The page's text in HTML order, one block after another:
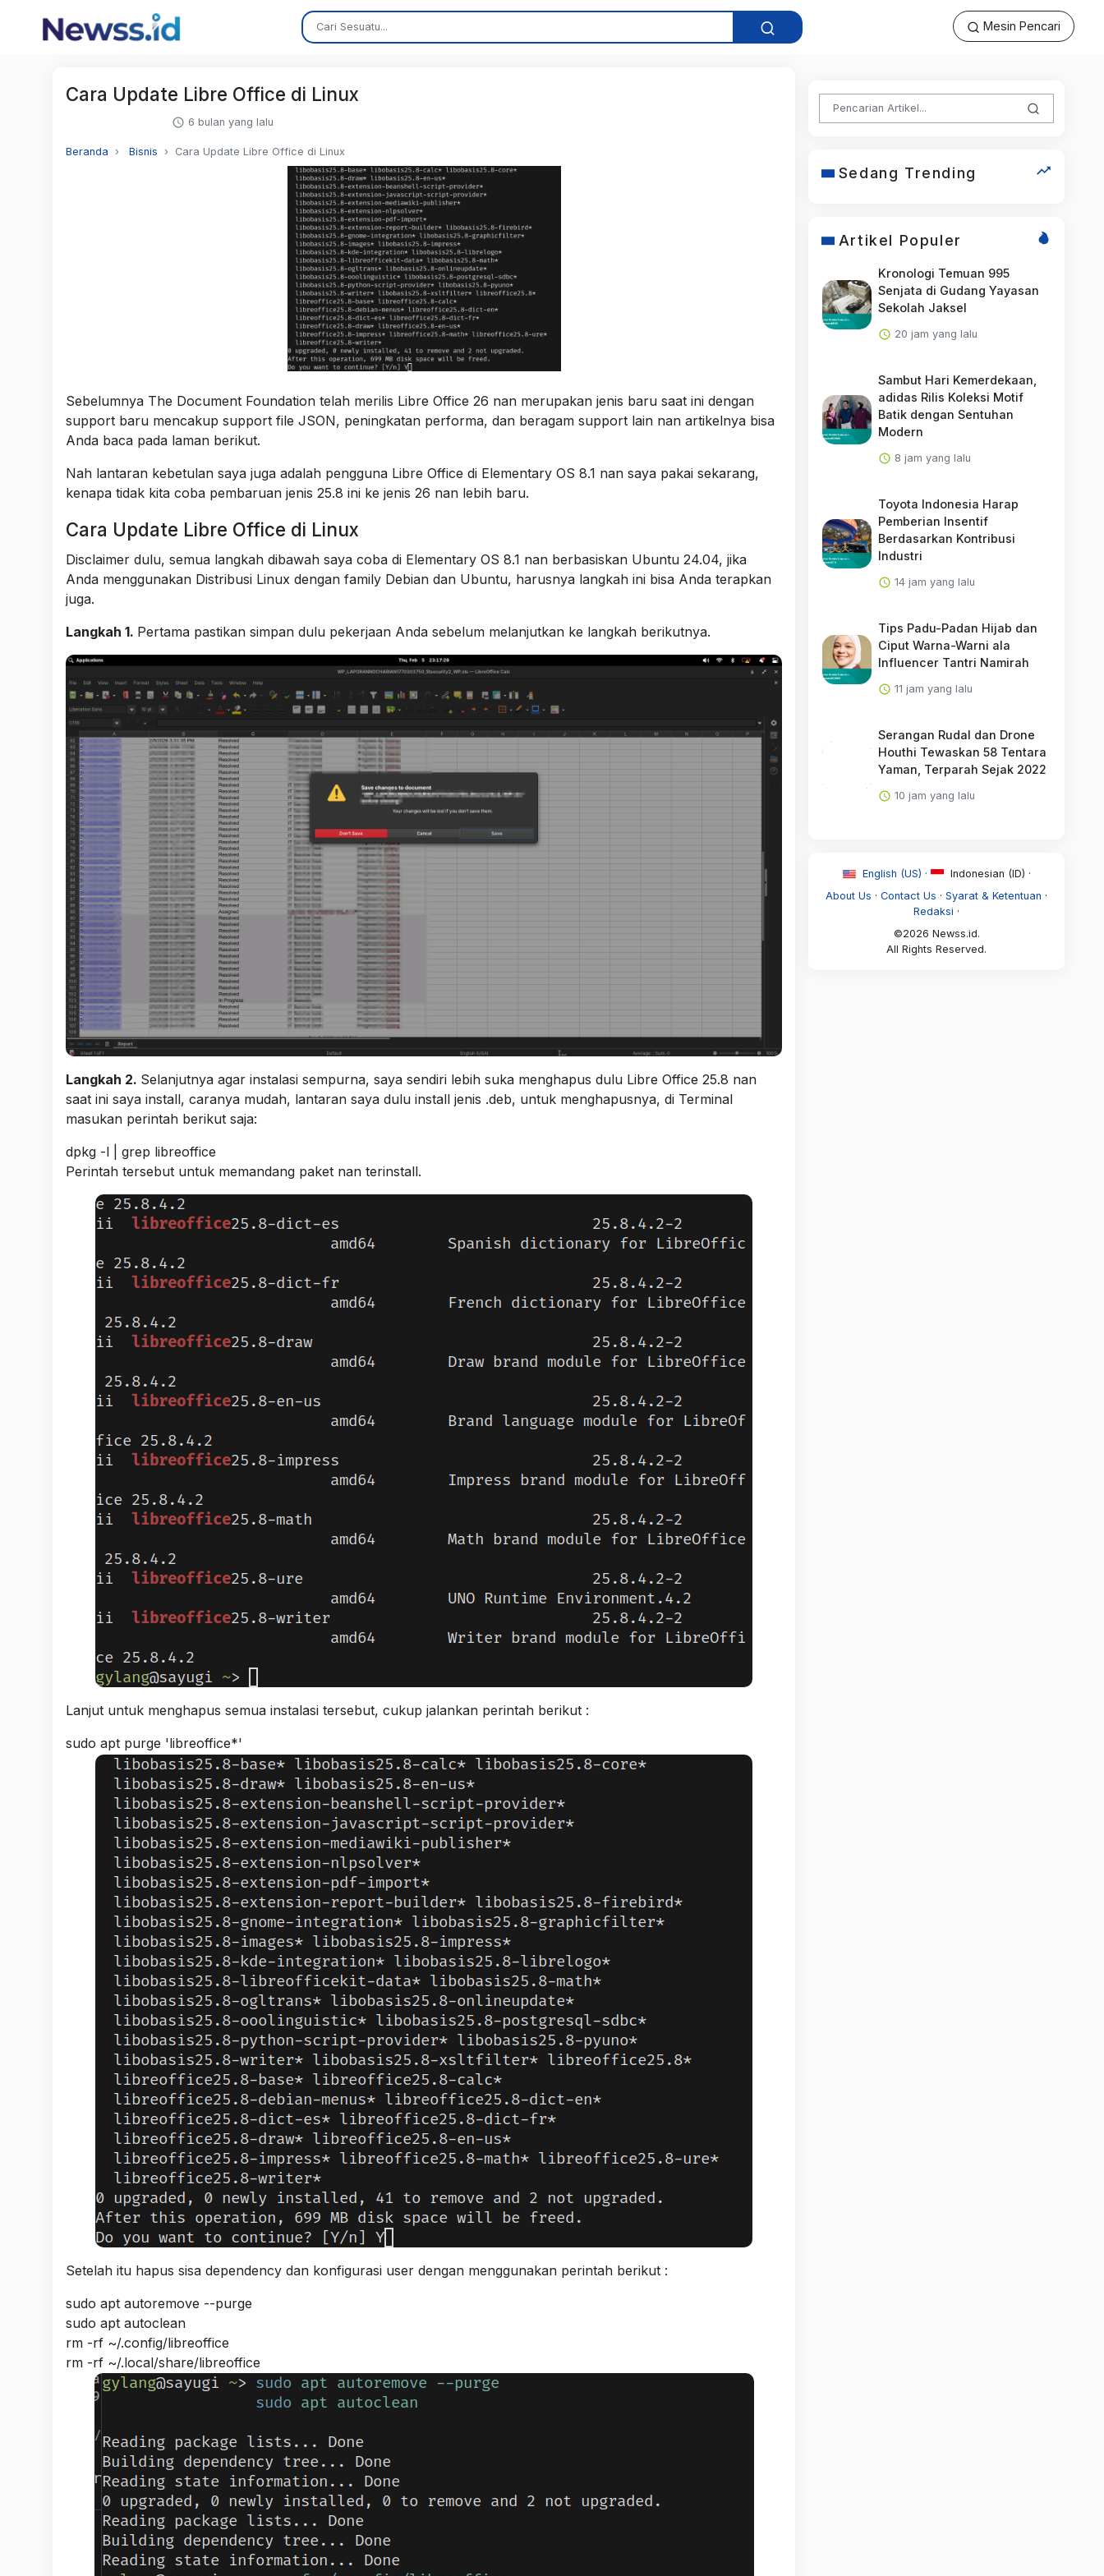
Mesin Pencari
Cara Update Libre Office di Linux
6 bulan yang lalu
Beranda Bisnis Cara Update Libre Office di Linux
Sebelumnya The Document Foundation telah merilis Libre Office 26 nan merupakan jenis baru saat ini dengan
support baru mencakup support file JSON, peningkatan performa, dan beragam support lain nan artikelnya bisa
Anda baca pada laman berikut.
Nah lantaran kebetulan saya juga adalah pengguna Libre Office di Elementary OS 8.1 nan saya pakai sekarang,
kenapa tidak kita coba pembaruan jenis 25.8 ini ke jenis 26 nan lebih baru.
Cara Update Libre Office di Linux
Disclaimer dulu, semua langkah dibawah saya coba di Elementary OS 8.1 nan berbasiskan Ubuntu 24.04, jika
Anda menggunakan Distribusi Linux dengan family Debian dan Ubuntu, harusnya langkah ini bisa Anda terapkan
juga.
Langkah 1. Pertama pastikan simpan dulu pekerjaan Anda sebelum melanjutkan ke langkah berikutnya.
Langkah 2. Selanjutnya agar instalasi sempurna, saya sendiri lebih suka menghapus dulu Libre Office 25.8 nan
saat ini saya install, caranya mudah, lantaran saya dulu install jenis .deb, untuk menghapusnya, di Terminal
masukan perintah berikut saja:
dpkg -l | grep libreoffice
Perintah tersebut untuk memandang paket nan terinstall.
Lanjut untuk menghapus semua instalasi tersebut, cukup jalankan perintah berikut :
sudo apt purge 'libreoffice*'
Setelah itu hapus sisa dependency dan konfigurasi user dengan menggunakan perintah berikut :
sudo apt autoremove --purge
sudo apt autoclean
rm -rf ~/.config/libreoffice
rm -rf ~/.local/share/libreoffice
Sedang Trending
Artikel Populer
Kronologi Temuan 995
Senjata di Gudang Yayasan
Sekolah Jaksel
20 jam yang lalu
Sambut Hari Kemerdekaan,
adidas Rilis Koleksi Motif
Batik dengan Sentuhan
Modern
8 jam yang lalu
Toyota Indonesia Harap
Pemberian Insentif
Berdasarkan Kontribusi
Industri
14 jam yang lalu
Tips Padu-Padan Hijab dan
Ciput Warna-Warni ala
Influencer Tantri Namirah
11 jam yang lalu
Serangan Rudal dan Drone
Houthi Tewaskan 58 Tentara
Yaman, Terparah Sejak 2022
10 jam yang lalu
English (US) ·
Indonesian (ID) ·
About Us · Contact Us · Syarat & Ketentuan ·
Redaksi ·
©2026 Newss.id.
All Rights Reserved.